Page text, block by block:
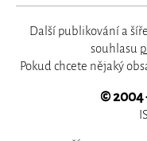
Další publikování a
souhlasu
Pokud chcete nějaký
© 2004